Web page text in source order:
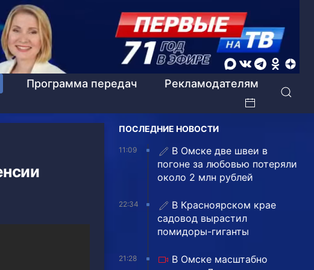
Программа передач
Рекламодателям
ПОСЛЕДНИЕ НОВОСТИ
11:09
В Омске две швеи в
погоне за любовью потеряли
около 2 млн рублей
22:34
В Красноярском крае
садовод вырастил
помидоры-гиганты
21:28
В Омске масштабно